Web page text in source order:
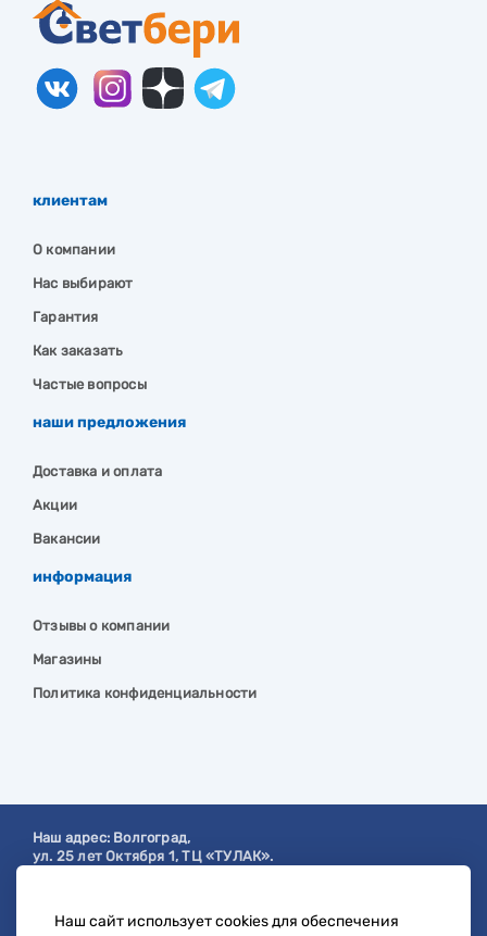
клиентам
О компании
Нас выбирают
Гарантия
Как заказать
Частые вопросы
наши предложения
Доставка и оплата
Акции
Вакансии
информация
Отзывы о компании
Магазины
Политика конфиденциальности
Наш адрес: Волгоград,
ул. 25 лет Октября 1, ТЦ «ТУЛАК».
с 9:00 до 19:00
Наш сайт использует cookies для обеспечения